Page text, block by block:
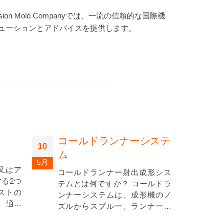
Mold Companyでは、一流の信頼的な国際機
ションとアドバイスを提供します。
はア
2つ
トの
適切
10
5月
コールドランナーシステ
ム
コールドランナー射出成形シス
テムとは何ですか？ コールドラ
ンナーシステムは、成形機のノ
ズルからスプルー、ランナー、